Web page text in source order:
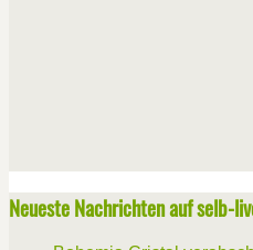
Neueste Nachrichten auf selb-